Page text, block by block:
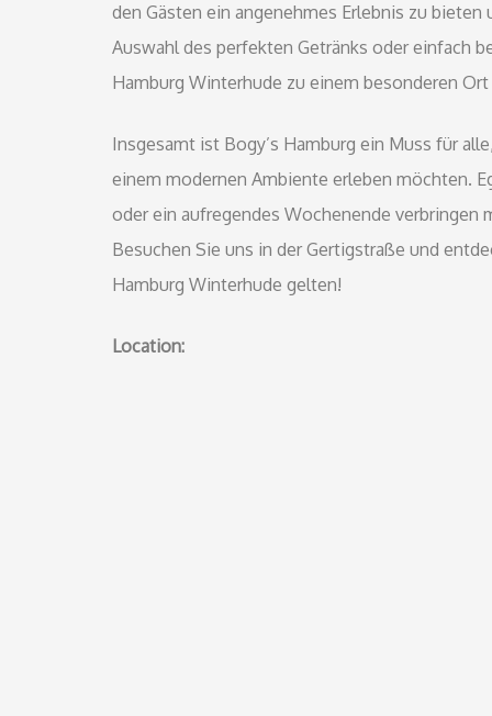
den Gästen ein angenehmes Erlebnis zu
Auswahl des perfekten Getränks oder einfach
Hamburg Winterhude zu einem besonderen
Insgesamt ist Bogy’s Hamburg ein Muss für
einem modernen Ambiente erleben möchten.
oder ein aufregendes Wochenende verbringen
Besuchen Sie uns in der Gertigstraße und
Hamburg Winterhude gelten!
Location: